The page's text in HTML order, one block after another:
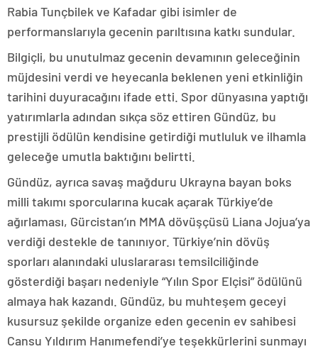
Rabia Tunçbilek ve Kafadar gibi isimler de
performanslarıyla gecenin parıltısına katkı sundular.
Bilgiçli, bu unutulmaz gecenin devamının geleceğinin
müjdesini verdi ve heyecanla beklenen yeni etkinliğin
tarihini duyuracağını ifade etti. Spor dünyasına yaptığı
yatırımlarla adından sıkça söz ettiren Gündüz, bu
prestijli ödülün kendisine getirdiği mutluluk ve ilhamla
geleceğe umutla baktığını belirtti.
Gündüz, ayrıca savaş mağduru Ukrayna bayan boks
milli takımı sporcularına kucak açarak Türkiye’de
ağırlaması, Gürcistan’ın MMA dövüşçüsü Liana Jojua’ya
verdiği destekle de tanınıyor. Türkiye’nin dövüş
sporları alanındaki uluslararası temsilciliğinde
gösterdiği başarı nedeniyle “Yılın Spor Elçisi” ödülünü
almaya hak kazandı. Gündüz, bu muhteşem geceyi
kusursuz şekilde organize eden gecenin ev sahibesi
Cansu Yıldırım Hanımefendi’ye teşekkürlerini sunmayı